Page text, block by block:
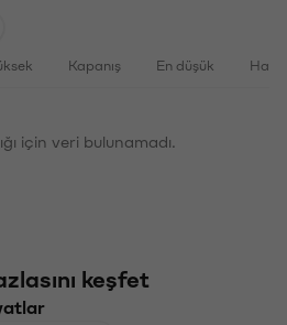
Kapanış En düşük
için veri bulunamadı.
keşfet